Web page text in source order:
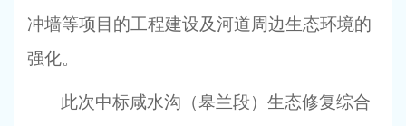
冲墙等项目的工程建设及河道周边生态环境的
强化。
此次中标咸水沟（皋兰段）生态修复综合